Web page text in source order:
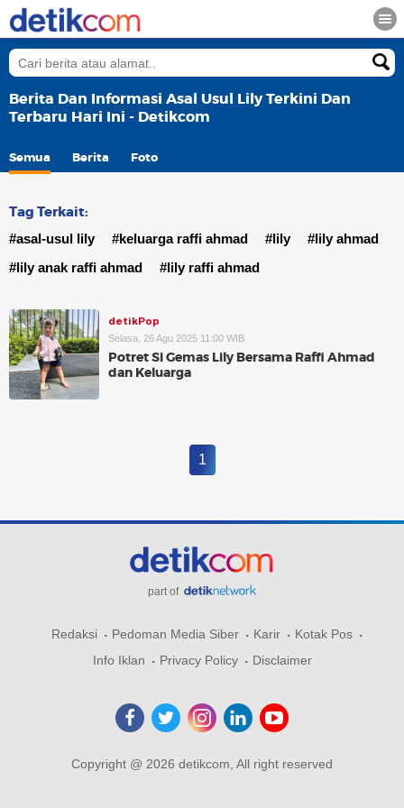
Berita Dan Informasi Asal Usul Lily Terkini Dan
Terbaru Hari Ini - Detikcom
Semua Berita Foto
Tag Terkait:
#asal-usul lily #keluarga raffi ahmad #lily
#lily ahmad
#lily anak raffi ahmad
#lily raffi ahmad
detikPop
Selasa, 26 Agu 2025 11:00 WIB
Potret Si Gemas Lily Bersama Raffi Ahmad
dan Keluarga
1
part of
Redaksi Pedoman Media Siber Karir
Kotak Pos
Info Iklan
Privacy Policy Disclaimer
Copyright @ 2026 detikcom, All right reserved